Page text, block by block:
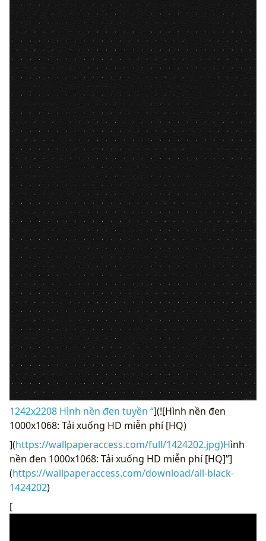
1242x2208 Hình nền đen tuyền “](![Hình nền đen
1000x1068: Tải xuống HD miễn phí [HQ)
](https://wallpaperaccess.com/full/1424202.jpg)Hình
nền đen 1000x1068: Tải xuống HD miễn phí [HQ]”]
(https://wallpaperaccess.com/download/all-black-
1424202)
[